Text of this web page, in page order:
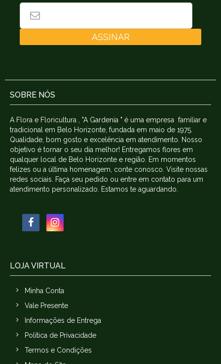
ASSINAR
SOBRE NÓS
A Flora e Floricultura , "A Gardenia " é uma empresa familiar e
tradicional em Belo Horizonte, fundada em maio de 1975.
Qualidade, bom gosto e excelência em atendimento. Nosso
objetivo é tornar o seu dia melhor! Entregamos flores em
qualquer local de Belo Horizonte e região. Em momentos
felizes ou a última homenagem, conte conosco. Visite nossas
redes sociais. Faça seu pedido ou entre em contato para um
atendimento personalizado. Estamos te aguardando.
LOJA VIRTUAL
Minha Conta
Vale Presente
Informações de Entrega
Política de Privacidade
Termos e Condições